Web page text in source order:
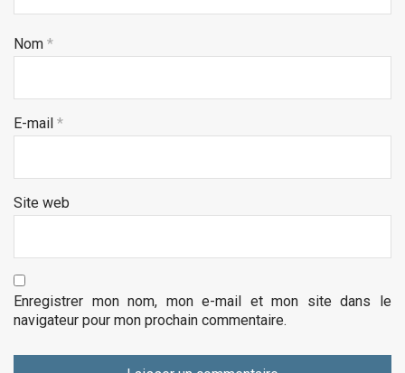
Nom *
E-mail *
Site web
Enregistrer mon nom, mon e-mail et mon site dans le
navigateur pour mon prochain commentaire.